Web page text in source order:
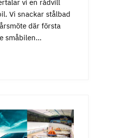
vi en rådvill
Vi snackar stålbad
där första
småbilen…